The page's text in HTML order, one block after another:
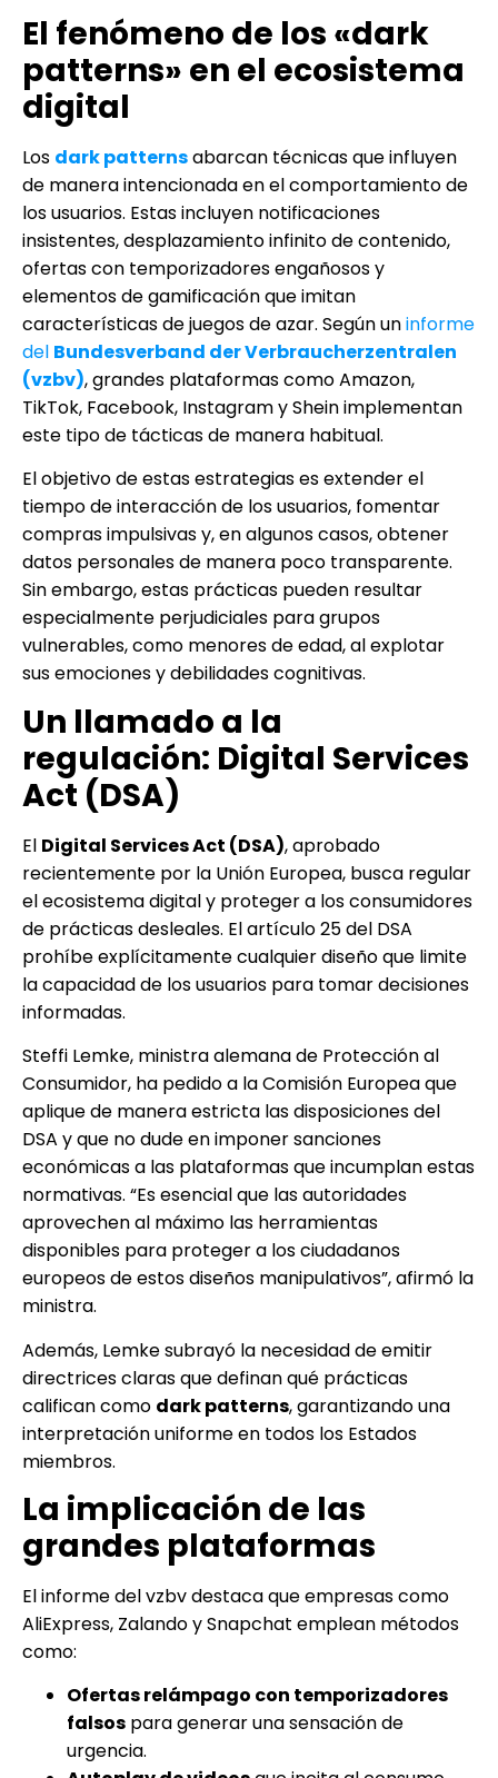
El fenómeno de los «dark
patterns» en el ecosistema
digital
Los dark patternsabarcan técnicas que influyen
de manera intencionada en el comportamiento de
los usuarios. Estas incluyen notificaciones
insistentes, desplazamiento infinito de contenido,
ofertas con temporizadores engañosos y
elementos de gamificación que imitan
características de juegos de azar. Según uninforme
del Bundesverband der Verbraucherzentralen
(vzbv), grandes plataformas como Amazon,
TikTok, Facebook, Instagram y Shein implementan
este tipo de tácticas de manera habitual.
El objetivo de estas estrategias es extender el
tiempo de interacción de los usuarios, fomentar
compras impulsivas y, en algunos casos, obtener
datos personales de manera poco transparente.
Sin embargo, estas prácticas pueden resultar
especialmente perjudiciales para grupos
vulnerables, como menores de edad, al explotar
sus emociones y debilidades cognitivas.
Un llamado a la
regulación: Digital Services
Act (DSA)
El Digital Services Act (DSA), aprobado
recientemente por la Unión Europea, busca regular
el ecosistema digital y proteger a los consumidores
de prácticas desleales. El artículo 25 del DSA
prohíbe explícitamente cualquier diseño que limite
la capacidad de los usuarios para tomar decisiones
informadas.
Steffi Lemke, ministra alemana de Protección al
Consumidor, ha pedido a la Comisión Europea que
aplique de manera estricta las disposiciones del
DSA y que no dude en imponer sanciones
económicas a las plataformas que incumplan estas
normativas. “Es esencial que las autoridades
aprovechen al máximo las herramientas
disponibles para proteger a los ciudadanos
europeos de estos diseños manipulativos”, afirmó la
ministra.
Además, Lemke subrayó la necesidad de emitir
directrices claras que definan qué prácticas
califican como dark patterns, garantizando una
interpretación uniforme en todos los Estados
miembros.
La implicación de las
grandes plataformas
El informe del vzbv destaca que empresas como
AliExpress, Zalando y Snapchat emplean métodos
como:
Ofertas relámpago con temporizadores
falsos para generar una sensación de
urgencia.